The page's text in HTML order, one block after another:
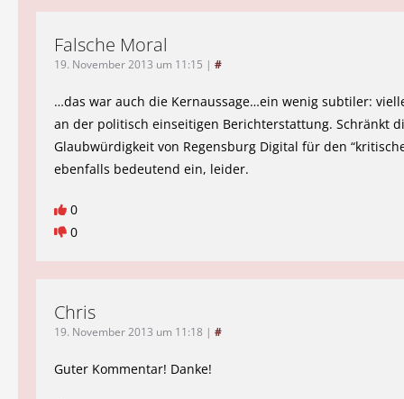
Falsche Moral
19. November 2013 um 11:15 | #
…das war auch die Kernaussage…ein wenig subtiler:
an der politisch einseitigen Berichterstattung. Schränkt
Glaubwürdigkeit von Regensburg Digital für den
ebenfalls bedeutend ein, leider.
0
0
Chris
19. November 2013 um 11:18 | #
Guter Kommentar! Danke!